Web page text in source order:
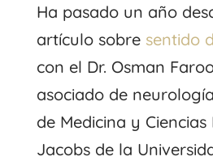
Ha pasado un año
artículo sobre sentido
con el Dr. Osman
asociado de
de Medicina y Ciencias
Jacobs de la